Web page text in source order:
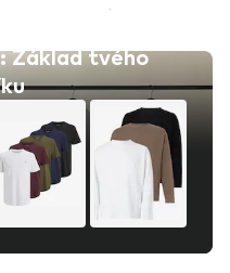
Základ tvého